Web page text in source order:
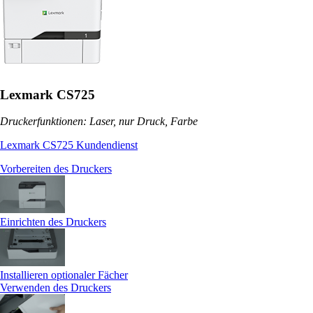
Lexmark CS725
Druckerfunktionen: Laser, nur Druck, Farbe
Lexmark CS725 Kundendienst
Vorbereiten des Druckers
Einrichten des Druckers
Installieren optionaler Fächer
Verwenden des Druckers